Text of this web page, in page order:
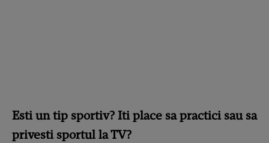
Esti un tip sportiv? Iti place sa practici sau sa
privesti sportul la TV?